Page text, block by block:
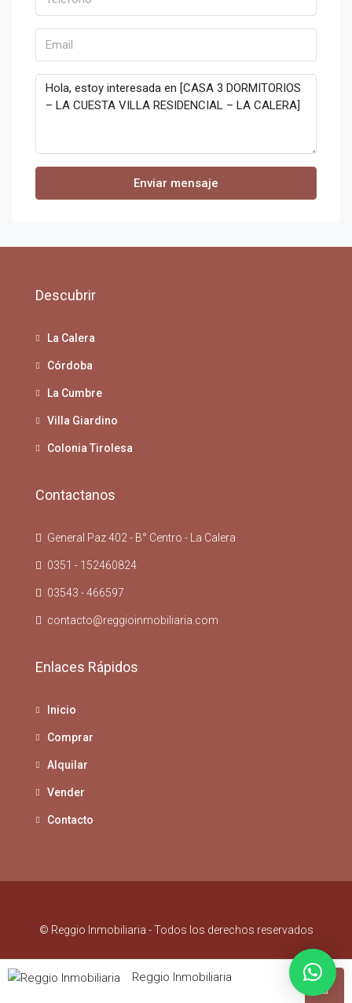
Enviar mensaje
Descubrir
La Calera
Córdoba
La Cumbre
Villa Giardino
Colonia Tirolesa
Contactanos
General Paz 402 - B° Centro - La Calera
0351 - 152460824
03543 - 466597
contacto@reggioinmobiliaria.com
Enlaces Rápidos
Inicio
Comprar
Alquilar
Vender
Contacto
© Reggio Inmobiliaria - Todos los derechos reservados
Reggio Inmobiliaria